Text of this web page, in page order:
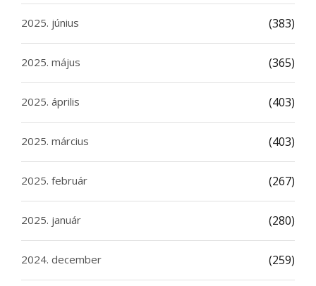
2025. június (383)
2025. május (365)
2025. április (403)
2025. március (403)
2025. február (267)
2025. január (280)
2024. december (259)